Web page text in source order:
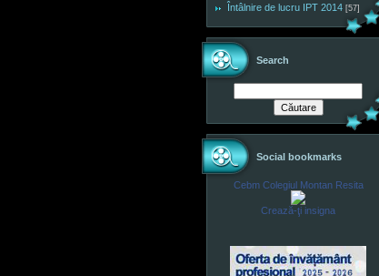
Întâlnire de lucru IPT 2014 [57]
Search
Social bookmarks
Cebm Colegiul Montan Resita
Crează-ţi insigna